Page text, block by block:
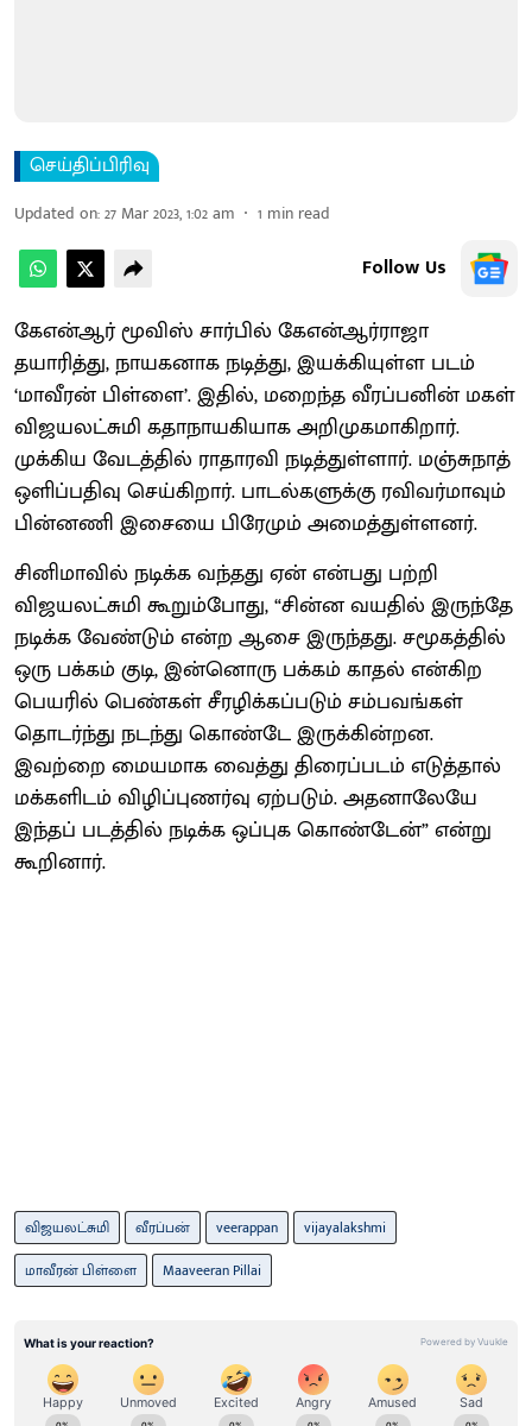
செய்திப்பிரிவு
Updated on:27 Mar 2023, 1:02 am 1 min read
Follow Us
கேஎன்ஆர் மூவிஸ் சார்பில் கேஎன்ஆர்ராஜா
தயாரித்து, நாயகனாக நடித்து, இயக்கியுள்ள படம்
‘மாவீரன் பிள்ளை’. இதில், மறைந்த வீரப்பனின் மகள்
விஜயலட்சுமி கதாநாயகியாக அறிமுகமாகிறார்.
முக்கிய வேடத்தில் ராதாரவி நடித்துள்ளார். மஞ்சுநாத்
ஒளிப்பதிவு செய்கிறார். பாடல்களுக்கு ரவிவர்மாவும்
பின்னணி இசையை பிரேமும் அமைத்துள்ளனர்.
சினிமாவில் நடிக்க வந்தது ஏன் என்பது பற்றி
விஜயலட்சுமி கூறும்போது, “சின்ன வயதில் இருந்தே
நடிக்க வேண்டும் என்ற ஆசை இருந்தது. சமூகத்தில்
ஒரு பக்கம் குடி, இன்னொரு பக்கம் காதல் என்கிற
பெயரில் பெண்கள் சீரழிக்கப்படும் சம்பவங்கள்
தொடர்ந்து நடந்து கொண்டே இருக்கின்றன.
இவற்றை மையமாக வைத்து திரைப்படம் எடுத்தால்
மக்களிடம் விழிப்புணர்வு ஏற்படும். அதனாலேயே
இந்தப் படத்தில் நடிக்க ஒப்புக கொண்டேன்” என்று
கூறினார்.
விஜயலட்சுமி வீரப்பன் veerappan
vijayalakshmi
மாவீரன் பிள்ளை
Maaveeran Pillai